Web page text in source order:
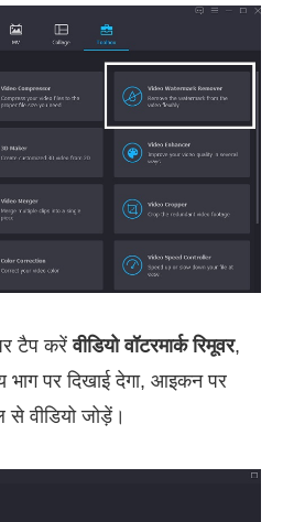
टैप करेंवीडियो वॉटरमार्क रिमूवर,
पर दिखाई देगा, आइकन पर
वीडियो जोड़ें।